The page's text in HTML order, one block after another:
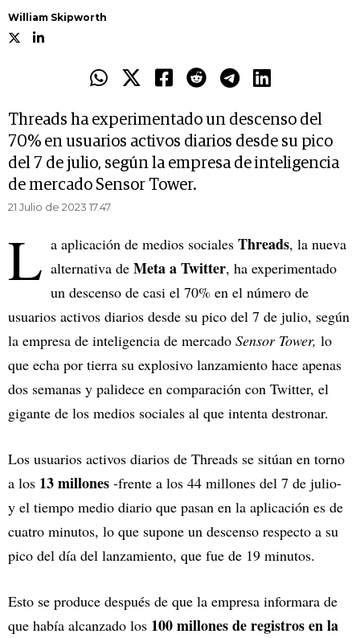
William Skipworth
Threads ha experimentado un descenso del
70% en usuarios activos diarios desde su pico
del 7 de julio, según la empresa de inteligencia
de mercado Sensor Tower.
21 Julio de 2023 17.47
L a aplicación de medios sociales Threads, la nueva
alternativa de Meta a Twitter, ha experimentado
un descenso de casi el 70% en el número de
usuarios activos diarios desde su pico del 7 de julio, según
la empresa de inteligencia de mercado Sensor Tower, lo
que echa por tierra su explosivo lanzamiento hace apenas
dos semanas y palidece en comparación con Twitter, el
gigante de los medios sociales al que intenta destronar.
Los usuarios activos diarios de Threads se sitúan en torno
a los 13 millones -frente a los 44 millones del 7 de julio-
y el tiempo medio diario que pasan en la aplicación es de
cuatro minutos, lo que supone un descenso respecto a su
pico del día del lanzamiento, que fue de 19 minutos.
Esto se produce después de que la empresa informara de
que había alcanzado los 100 millones de registros en la